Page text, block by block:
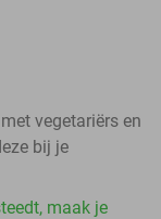
vegetariërs en
bij je
maak je